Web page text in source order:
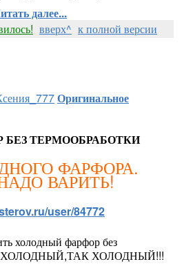
далее...
вверх^ к полной версии
Оригинальное
ТЕРМООБРАБОТКИ
ФАРФОРА.
ВАРИТЬ!
user/84772
холодный фарфор без
ХОЛОДНЫЙ!!!